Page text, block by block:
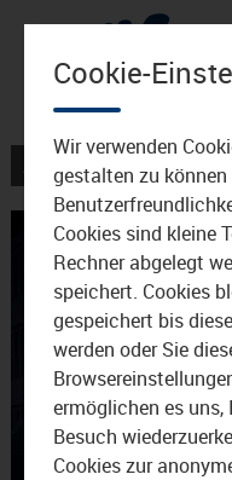
AKTUELLES
Cookie-
Wir verwenden
gestalten zu
Cookies sind kleine
Rechner abgelegt
speichert. Cookies
gespeichert bis
werden oder Sie
ermöglichen es
Besuch
Cookies zur